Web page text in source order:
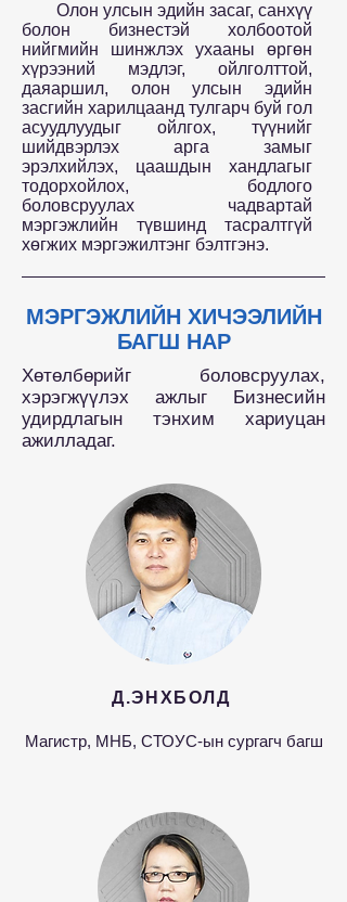
Олон улсын эдийн засаг, санхүү
болон бизнестэй холбоотой
нийгмийн шинжлэх ухааны өргөн
хүрээний мэдлэг, ойлголттой,
даяаршил, олон улсын эдийн
засгийн харилцаанд тулгарч буй гол
асуудлуудыг ойлгох, түүнийг
шийдвэрлэх арга замыг
эрэлхийлэх, цаашдын хандлагыг
тодорхойлох, бодлого
боловсруулах чадвартай
мэргэжлийн түвшинд тасралтгүй
хөгжих мэргэжилтэнг бэлтгэнэ.
МЭРГЭЖЛИЙН ХИЧЭЭЛИЙН
БАГШ НАР
Хөтөлбөрийг боловсруулах,
хэрэгжүүлэх ажлыг Бизнесийн
удирдлагын тэнхим хариуцан
ажилладаг.
Д.ЭНХБОЛД
Магистр, МНБ, СТОУС-ын сургагч багш